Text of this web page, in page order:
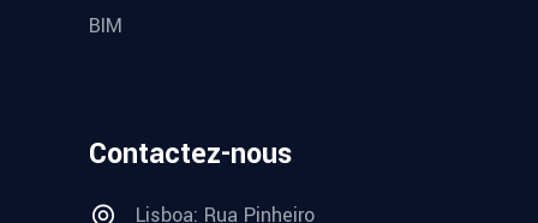
BIM
Contactez-nous
Lisboa: Rua Pinheiro